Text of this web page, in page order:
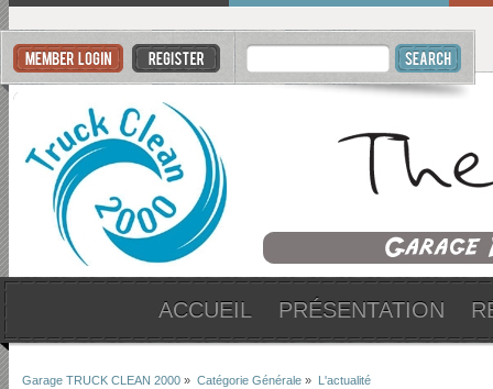
ACCUEIL PRÉSENTATION
Garage TRUCK CLEAN 2000 » Catégorie Générale » L'actualité